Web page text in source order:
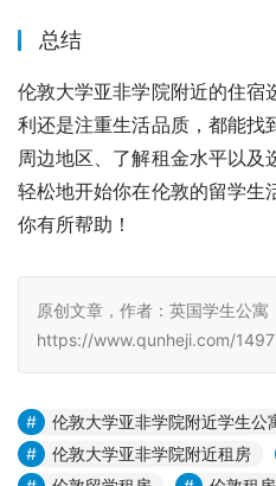
总结
伦敦大学亚非学院附近的住宿
利还是注重生活品质，都能找
周边地区、了解租金水平以及
轻松地开始你在伦敦的留学生
你有所帮助！
原创文章，作者：英国学生公寓
https://www.qunheji.com/
伦敦大学亚非学院附近学生公
伦敦大学亚非学院附近租房